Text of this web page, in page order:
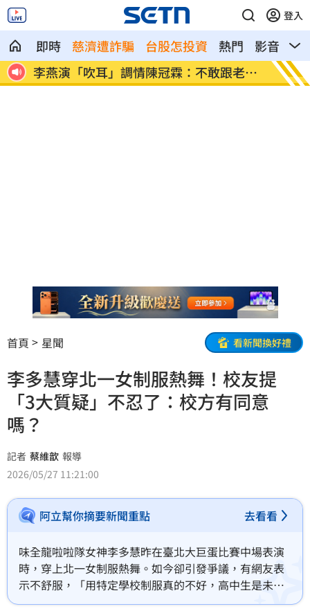
登入
即時 慈濟遭詐騙 台股怎投資 熱門 影音
熱
公
機上快走比跑步瘦？醫籲4族群勿照表操課
遲到1
法
首頁 星聞 看新聞換好禮
李多慧穿北一女制服熱舞！校友提
「3大質疑」不忍了：校方有同意
嗎？
記者 蔡維歆 報導
2026/05/27 11:21:00
阿立幫你摘要新聞重點 去看看
味全龍啦啦隊女神李多慧昨在臺北大巨蛋比賽中場表演
時，穿上北一女制服熱舞。如今卻引發爭議，有網友表
示不舒服，「用特定學校制服真的不好，高中生是未成
年耶」，而表演藝術家、OISTAT國際劇場組織執行長魏